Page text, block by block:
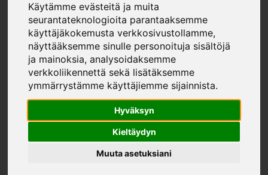
Käytämme evästeitä ja muita
seurantateknologioita parantaaksemme
käyttäjäkokemusta verkkosivustollamme,
näyttääksemme sinulle personoituja sisältöjä
ja mainoksia, analysoidaksemme
verkkoliikennettä sekä lisätäksemme
ymmärrystämme käyttäjiemme sijainnista.
Hyväksyn
Kieltäydyn
Muuta asetuksiani